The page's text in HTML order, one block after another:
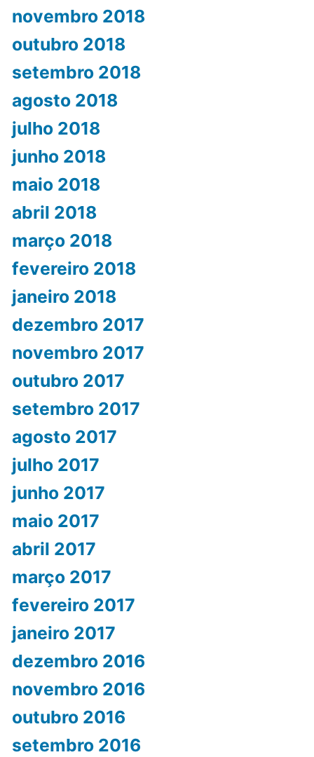
novembro 2018
outubro 2018
setembro 2018
agosto 2018
julho 2018
junho 2018
maio 2018
abril 2018
março 2018
fevereiro 2018
janeiro 2018
dezembro 2017
novembro 2017
outubro 2017
setembro 2017
agosto 2017
julho 2017
junho 2017
maio 2017
abril 2017
março 2017
fevereiro 2017
janeiro 2017
dezembro 2016
novembro 2016
outubro 2016
setembro 2016